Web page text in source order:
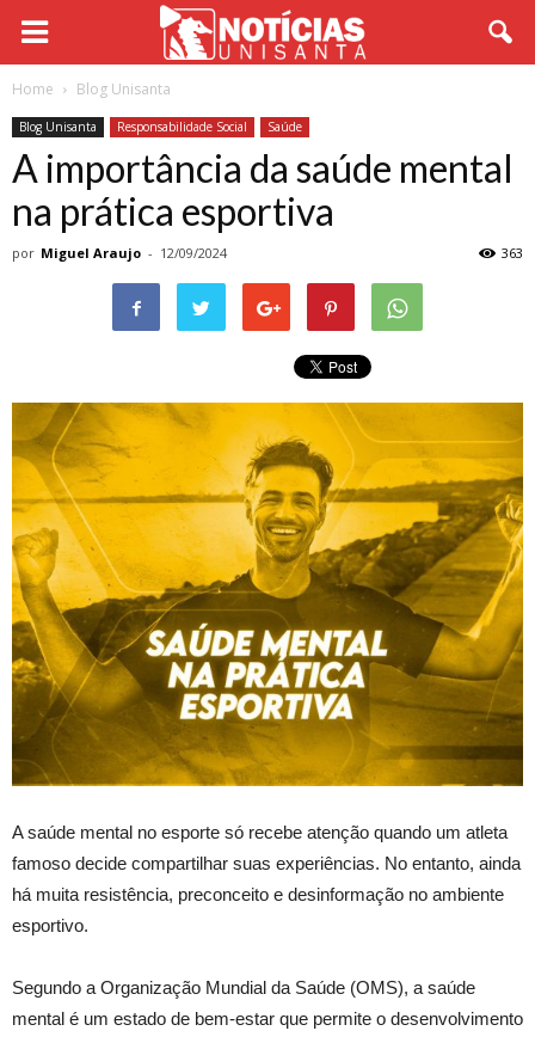
Home Blog Unisanta
Blog Unisanta Responsabilidade Social Saúde
A importância da saúde mental
na prática esportiva
por Miguel Araujo - 12/09/2024 363
A saúde mental no esporte só recebe atenção quando um atleta
famoso decide compartilhar suas experiências. No entanto, ainda
há muita resistência, preconceito e desinformação no ambiente
esportivo.
Segundo a Organização Mundial da Saúde (OMS), a saúde
mental é um estado de bem-estar que permite o desenvolvimento